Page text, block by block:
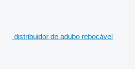
distribuidor de adubo rebocável